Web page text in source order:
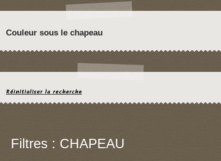
Couleur sous le chapeau
Réinitialiser la recherche
Filtres : CHAPEAU